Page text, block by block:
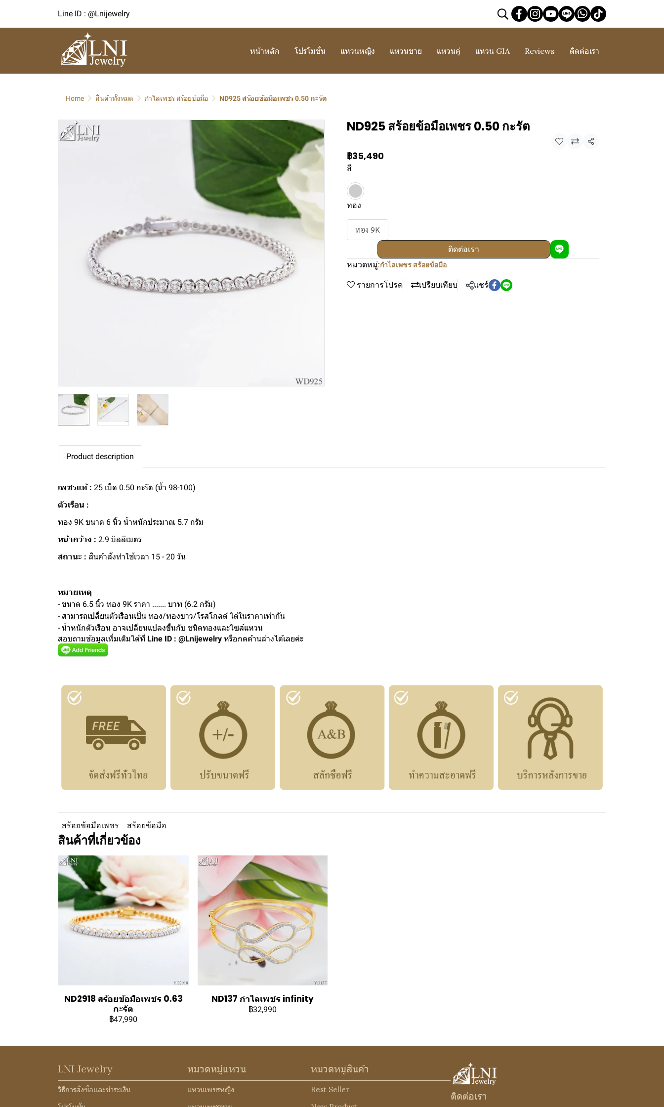
Line ID : @Lnijewelry
หน้าหลัก โปรโมชั่น แหวนหญิง แหวนชาย แหวนคู่ แหวน GIA Reviews ติดต่อเรา
Home สินค้าทั้งหมด กำไลเพชร สร้อยข้อมือ ND925 สร้อยข้อมือเพชร 0.50 กะรัต
ND925 สร้อยข้อมือเพชร 0.50 กะรัต
แชร์
฿35,490
สี
ทอง
ทอง 9K
ติดต่อเรา
หมวดหมู่:กำไลเพชร สร้อยข้อมือ
รายการโปรด เปรียบเทียบ แชร์
Product description
เพชรแท้ : 25 เม็ด 0.50 กะรัต (น้ำ 98-100)
ตัวเรือน :
ทอง 9K ขนาด 6 นิ้ว น้ำหนักประมาณ 5.7 กรัม
หน้ากว้าง : 2.9 มิลลิเมตร
สถานะ : สินค้าสั่งทำใช้เวลา 15 - 20 วัน
หมายเหตุ
- ขนาด 6.5 นิ้ว ทอง 9K ราคา ....... บาท (6.2 กรัม)
- สามารถเปลี่ยนตัวเรือนเป็น ทอง/ทองขาว/โรสโกลด์ ได้ในราคาเท่ากัน
- น้ำหนักตัวเรือน อาจเปลี่ยนแปลงขึ้นกับ ชนิดทองและไซส์แหวน
สอบถามข้อมูลเพิ่มเติมได้ที่ Line ID : @Lnijewelry หรือกดด้านล่างได้เลยค่ะ
สร้อยข้อมือเพชร สร้อยข้อมือ
สินค้าที่เกี่ยวข้อง
ND2918 สร้อยข้อมือเพชร 0.63
กะรัต
฿47,990
ND137 กำไลเพชร infinity
฿32,990
LNI Jewelry
วิธีการสั่งซื้อและชำระเงิน
หมวดหมู่แหวน
แหวนเพชรหญิง
หมวดหมู่สินค้า
Best Seller
ติดต่อเรา